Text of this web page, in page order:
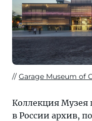
Garage Museum of
Коллекция Музея
в России архив,